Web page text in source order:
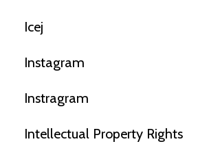
Icej
Instagram
Instragram
Intellectual Property Rights